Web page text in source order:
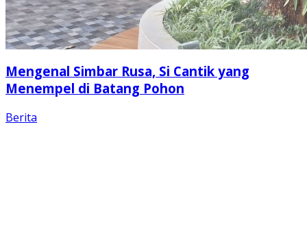
Mengenal Simbar Rusa, Si Cantik yang
Menempel di Batang Pohon
Berita